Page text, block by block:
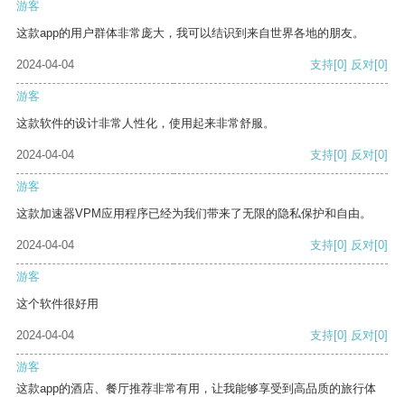
游客
这款app的用户群体非常庞大，我可以结识到来自世界各地的朋友。
2024-04-04 支持[0] 反对[0]
游客
这款软件的设计非常人性化，使用起来非常舒服。
2024-04-04 支持[0] 反对[0]
游客
这款加速器VPM应用程序已经为我们带来了无限的隐私保护和自由。
2024-04-04 支持[0] 反对[0]
游客
这个软件很好用
2024-04-04 支持[0] 反对[0]
游客
这款app的酒店、餐厅推荐非常有用，让我能够享受到高品质的旅行体